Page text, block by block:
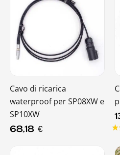
Cavo di ricarica
waterproof per SP08XW e
SP10XW
68,18 €